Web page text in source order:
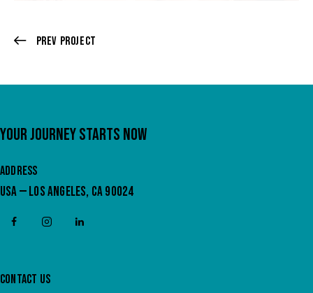
Prev Project
YOUR JOURNEY STARTS NOW
ADDRESS
USA — LOS ANGELES, CA 90024
CONTACT US